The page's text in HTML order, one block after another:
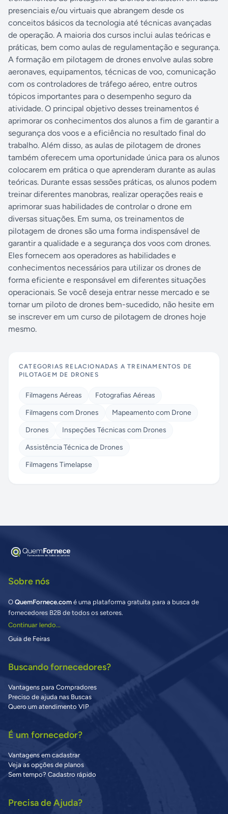
presenciais e/ou virtuais que abrangem desde os
conceitos básicos da tecnologia até técnicas avançadas
de operação. A maioria dos cursos inclui aulas teóricas e
práticas, bem como aulas de regulamentação e segurança.
A formação em pilotagem de drones envolve aulas sobre
aeronaves, equipamentos, técnicas de voo, comunicação
com os controladores de tráfego aéreo, entre outros
tópicos importantes para o desempenho seguro da
atividade. O principal objetivo desses treinamentos é
aprimorar os conhecimentos dos alunos a fim de garantir a
segurança dos voos e a eficiência no resultado final do
trabalho. Além disso, as aulas de pilotagem de drones
também oferecem uma oportunidade única para os alunos
colocarem em prática o que aprenderam durante as aulas
teóricas. Durante essas sessões práticas, os alunos podem
treinar diferentes manobras, realizar operações reais e
aprimorar suas habilidades de controlar o drone em
diversas situações. Em suma, os treinamentos de
pilotagem de drones são uma forma indispensável de
garantir a qualidade e a segurança dos voos com drones.
Eles fornecem aos operadores as habilidades e
conhecimentos necessários para utilizar os drones de
forma eficiente e responsável em diferentes situações
operacionais. Se você deseja entrar nesse mercado e se
tornar um piloto de drones bem-sucedido, não hesite em
se inscrever em um curso de pilotagem de drones hoje
mesmo.
CATEGORIAS RELACIONADAS ATREINAMENTOS DE
PILOTAGEM DE DRONES
Filmagens Aéreas
Fotografias Aéreas
Filmagens com Drones
Mapeamento com Drone
Drones
Inspeções Técnicas com Drones
Assistência Técnica de Drones
Filmagens Timelapse
Sobre nós
O QuemFornece.com é uma plataforma gratuita para a busca de
fornecedores B2B de todos os setores.
Continuar lendo...
Guia de Feiras
Buscando fornecedores?
Vantagens para Compradores
Preciso de ajuda nas Buscas
Quero um atendimento VIP
É um fornecedor?
Vantagens em cadastrar
Veja as opções de planos
Sem tempo? Cadastro rápido
Precisa de Ajuda?